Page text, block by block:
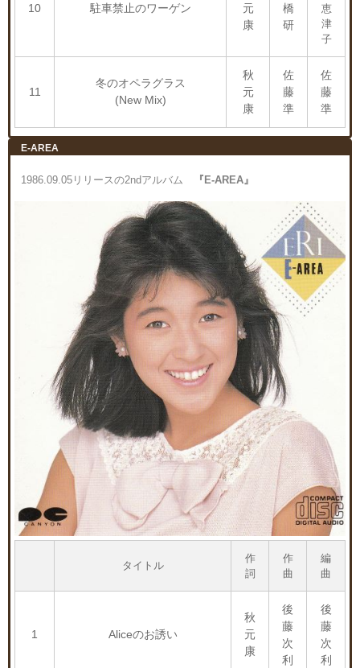
10 駐車禁止のワーゲン
元
康
橋
研
恵
津
子
11
冬のオペラグラス
(New Mix)
秋
元
康
佐
藤
準
佐
藤
準
E-AREA
1986.09.05リリースの2ndアルバム 『E-AREA』
タイトル
作
詞
作
曲
編
曲
1 Aliceのお誘い
秋
元
康
後
藤
次
利
後
藤
次
利